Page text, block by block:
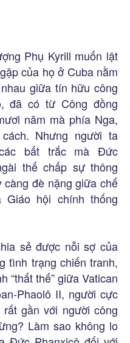
Phụ Kyrill muốn lật
của họ ở Cuba nằm
giữa tín hữu công
đã có từ Công đồng
năm mà phía Nga,
Nhưng người ta
bất trắc mà Đức
thế chấp sự thông
đè nặng giữa chế
hội chính thống
sẻ được nỗi sợ của
tình trạng chiến tranh,
“thất thế” giữa Vatican
Phaolô II, người cực
rất gần với người công
Làm sao không lo